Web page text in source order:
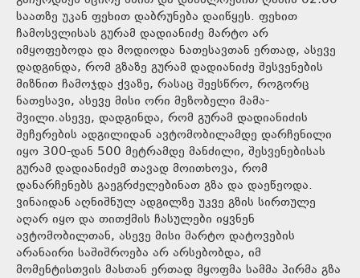
საათზე უკან ფეხით დაბრუნება დაიწყეს. ფეხით
ჩამოსვლისას გურამ დადიანიძე მარტო არ
იმყოფებოდა და მოდიოდა ნათესავთან ერთად, ასევე
დადგინდა, რომ გზაზე გურამ დადიანიძე შესვენების
მიზნით ჩამოჯდა ქვაზე, რასაც შეესწრო, როგორც
ნათესავი, ასევე მისი ორი მეზობელი მამა-
შვილი.ასევე, დადგინდა, რომ გურამ დადიანიძის
შეჩერების ადგილიდან ავტომობილამდე დარჩენილი
იყო 300-დან 500 მეტრამდე მანძილი, შესვენებისას
გურამ დადიანიძემ თავად მოითხოვა, რომ
დანარჩენებს გაეგრძელებინათ გზა და დაეწეოდა.
ვინაიდან აღნიშნულ ადგილზე უკვე გზის სირთულე
აღარ იყო და თითქმის ჩასულები იყვნენ
ავტომობილთან, ასევე მისი მარტო დატოვების
არანაირი საშიშროება არ არსებობდა, იმ
მომენტისთვის მასთან ერთად მყოფმა სამმა პირმა გზა